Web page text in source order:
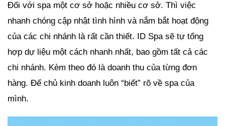
Đối với spa một cơ sở hoặc nhiều cơ sở. Thì việc
nhanh chóng cập nhật tình hình và nắm bắt hoạt động
của các chi nhánh là rất cần thiết. ID Spa sẽ tự tổng
hợp dự liệu một cách nhanh nhất, bao gồm tất cả các
chi nhánh. Kèm theo đó là doanh thu của từng đơn
hàng. Để chủ kinh doanh luôn “biết” rõ về spa của
mình.